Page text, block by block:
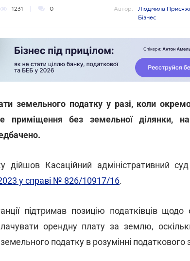
1231 0 Автор:
Людмила
Бізнес
земельного податку у разі, коли
приміщення без земельної ділянки,
дійшов Касаційний адміністративний
у справі № 826/10917/16.
підтримав позицію податківців
орендну плату за землю,
податку в розумінні податкового